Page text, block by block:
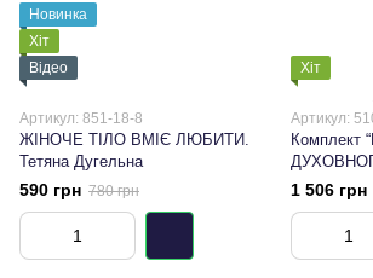
Новинка
Хіт
Відео
Артикул: 851-18-8
ЖІНОЧЕ ТІЛО ВМІЄ ЛЮБИТИ.
Тетяна Дугельна
590 грн 780 грн
Хіт
Артикул:
Комплект
карти
1 506 грн